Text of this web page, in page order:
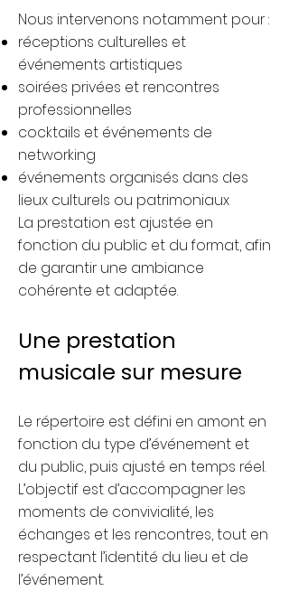
Nous intervenons notamment pour :
réceptions culturelles et
événements artistiques
soirées privées et rencontres
professionnelles
cocktails et événements de
networking
événements organisés dans des
lieux culturels ou patrimoniaux
La prestation est ajustée en
fonction du public et du format, afin
de garantir une ambiance
cohérente et adaptée.
Une prestation
musicale sur mesure
Le répertoire est défini en amont en
fonction du type d’événement et
du public, puis ajusté en temps réel.
L’objectif est d’accompagner les
moments de convivialité, les
échanges et les rencontres, tout en
respectant l’identité du lieu et de
l’événement.